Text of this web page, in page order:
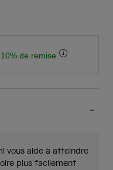
de remise
vous aide à atteindre
plus facilement